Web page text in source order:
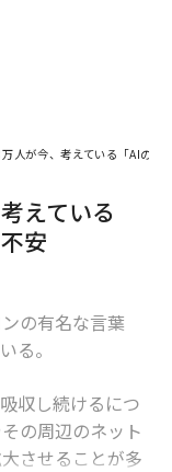
人が今、考えている「AIの可
えている
安
の有名な言葉
る。
収し続けるにつ
の周辺のネット
させることが多